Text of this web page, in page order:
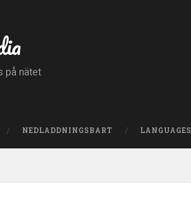
på nätet
NEDLADDNINGSBART LANGUAGES